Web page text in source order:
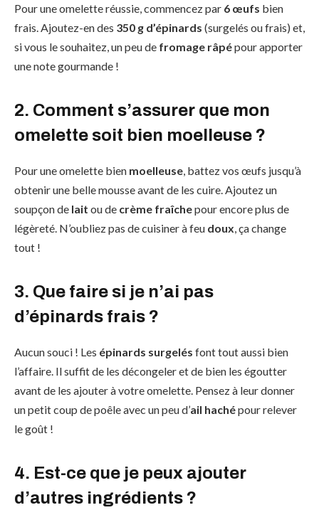
Pour une omelette réussie, commencez par 6 œufs bien
frais. Ajoutez-en des 350 g d’épinards (surgelés ou frais) et,
si vous le souhaitez, un peu de fromage râpépour apporter
une note gourmande !
2. Comment s’assurer que mon
omelette soit bien moelleuse ?
Pour une omelette bien moelleuse, battez vos œufs jusqu’à
obtenir une belle mousse avant de les cuire. Ajoutez un
soupçon de lait ou de crème fraîchepour encore plus de
légèreté. N’oubliez pas de cuisiner à feu doux, ça change
tout !
3. Que faire si je n’ai pas
d’épinards frais ?
Aucun souci ! Les épinards surgelés font tout aussi bien
l’affaire. Il suffit de les décongeler et de bien les égoutter
avant de les ajouter à votre omelette. Pensez à leur donner
un petit coup de poêle avec un peu d’ail hachépour relever
le goût !
4. Est-ce que je peux ajouter
d’autres ingrédients ?